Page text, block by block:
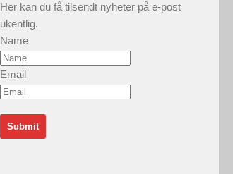
Her kan du få tilsendt nyheter på e-post
ukentlig.
Name
Email